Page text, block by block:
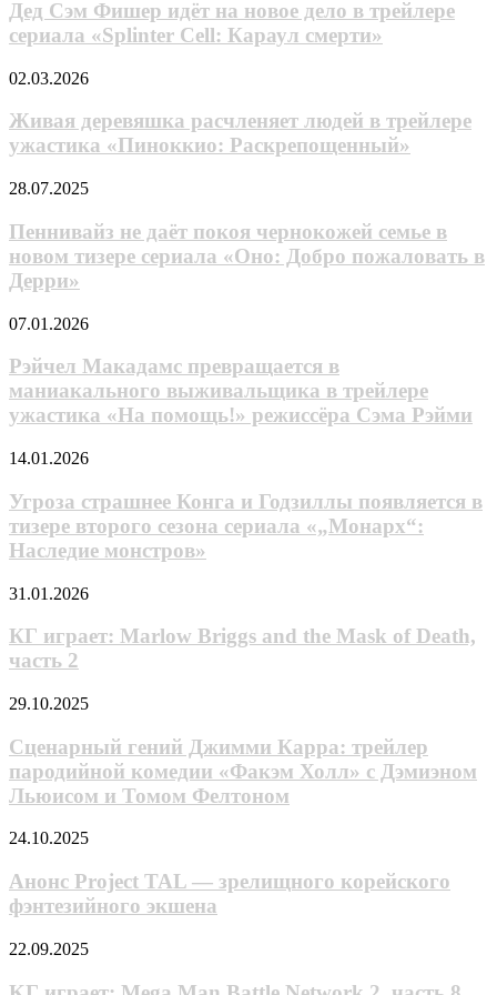
тизера
Карателя
Фишер
идёт
на
дело
трейлере
сериала
Cell:
смерти»
Дед Сэм Фишер идёт на новое дело в трейлере
сериала «Splinter Cell: Караул смерти»
Живая
расчленяет
в
ужастика
Раскрепощенный»
02.03.2026
Живая деревяшка расчленяет людей в трейлере
ужастика «Пиноккио: Раскрепощенный»
Пеннивайз
даёт
покоя
чернокожей
семье
новом
сериала
«Оно:
пожаловать
Дерри»
28.07.2025
Пеннивайз не даёт покоя чернокожей семье в
новом тизере сериала «Оно: Добро пожаловать в
Дерри»
Рэйчел
превращается
маниакального
выживальщика
трейлере
«На
помощь!»
режиссёра
Сэма
07.01.2026
Рэйчел Макадамс превращается в
маниакального выживальщика в трейлере
ужастика «На помощь!» режиссёра Сэма Рэйми
Угроза
Конга
и
Годзиллы
появляется
тизере
сезона
сериала
Наследие
14.01.2026
Угроза страшнее Конга и Годзиллы появляется в
тизере второго сезона сериала «„Монарх“:
Наследие монстров»
КГ
Marlow
and
Mask
Death,
часть
2
31.01.2026
КГ играет: Marlow Briggs and the Mask of Death,
часть 2
Сценарный
Джимми
Карра:
трейлер
пародийной
«Факэм
с
Дэмиэном
Льюисом
и
Фелтоном
29.10.2025
Сценарный гений Джимми Карра: трейлер
пародийной комедии «Факэм Холл» с Дэмиэном
Льюисом и Томом Фелтоном
Анонс
TAL
—
зрелищного
фэнтезийного
24.10.2025
Анонс Project TAL — зрелищного корейского
фэнтезийного экшена
KГ
Mega
22.09.2025